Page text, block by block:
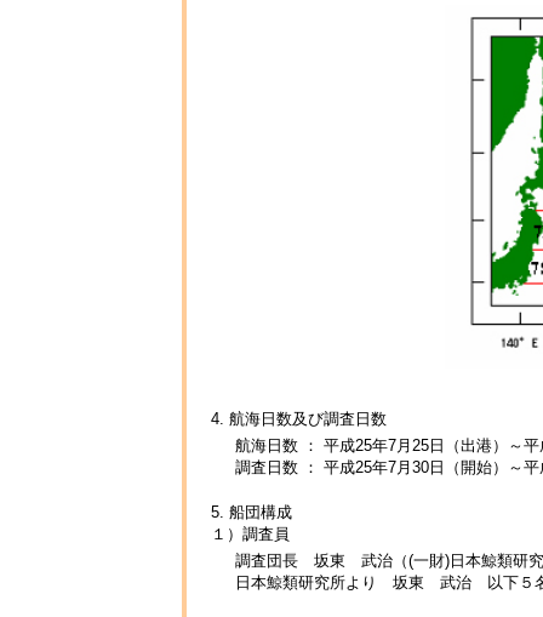
4. 航海日数及び調査日数
航海日数 ： 平成25年7月25日（出港）～
調査日数 ： 平成25年7月30日（開始）～
5. 船団構成
１）調査員
調査団長 坂東 武治（(一財)日本鯨類研
日本鯨類研究所より 坂東 武治 以下５